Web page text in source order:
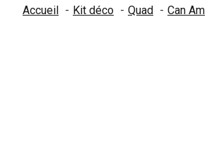
Accueil Kit déco Quad Can Am